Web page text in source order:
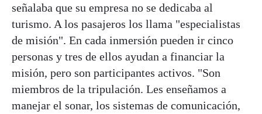
señalaba que su empresa no se dedicaba al
turismo. A los pasajeros los llama "especialistas
de misión". En cada inmersión pueden ir cinco
personas y tres de ellos ayudan a financiar la
misión, pero son participantes activos. "Son
miembros de la tripulación. Les enseñamos a
manejar el sonar, los sistemas de comunicación,